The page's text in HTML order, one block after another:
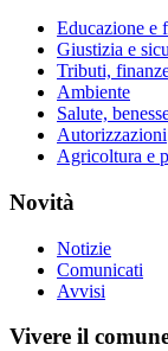
Educazione e
Giustizia e
Tributi,
Ambiente
Salute,
Autorizzazioni
Agricoltura e
Novità
Notizie
Comunicati
Avvisi
Vivere il